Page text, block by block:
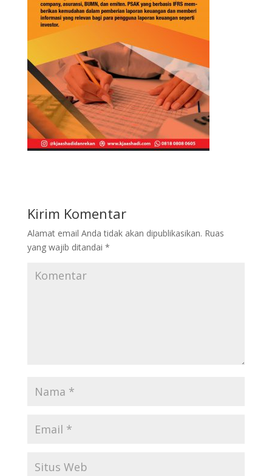
Kirim Komentar
Alamat email Anda tidak akan dipublikasikan. Ruas
yang wajib ditandai *